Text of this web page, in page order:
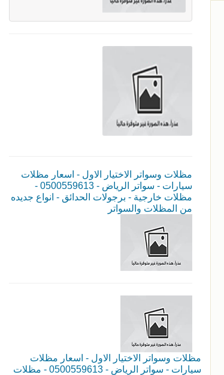
مظلات وسواتر الاختيار الاول - اسعار مظلات
سيارات - سواتر الرياض - 0500559613 -
مظلات خارجية - برجولات الحدائق - انواع جديده
من المظلات والسواتر
مظلات وسواتر الاختيار الاول - اسعار مظلات
سيارات - سواتر الرياض - 0500559613 - مظلات